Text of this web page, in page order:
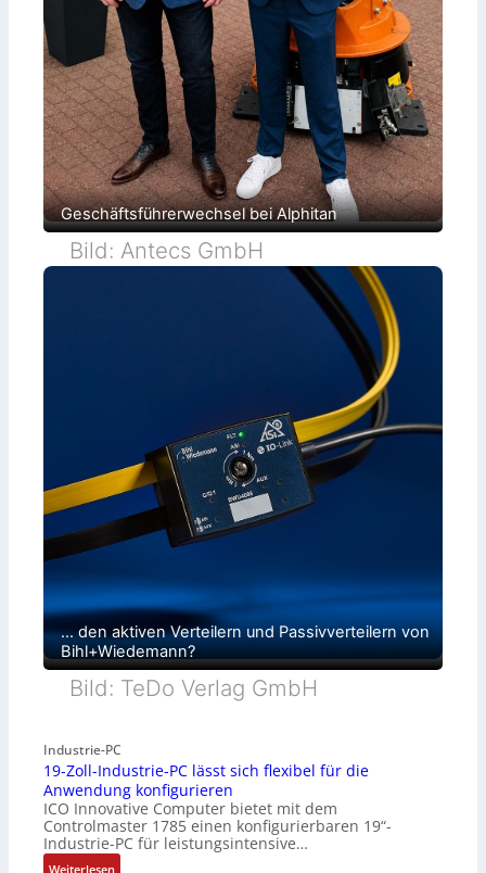
Geschäftsführerwechsel bei Alphitan
Bild: Antecs GmbH
… den aktiven Verteilern und Passivverteilern von
Bihl+Wiedemann?
Bild: TeDo Verlag GmbH
Industrie-PC
19-Zoll-Industrie-PC lässt sich flexibel für die
Anwendung konfigurieren
ICO Innovative Computer bietet mit dem
Controlmaster 1785 einen konfigurierbaren 19“-
Industrie-PC für leistungsintensive…
Weiterlesen: